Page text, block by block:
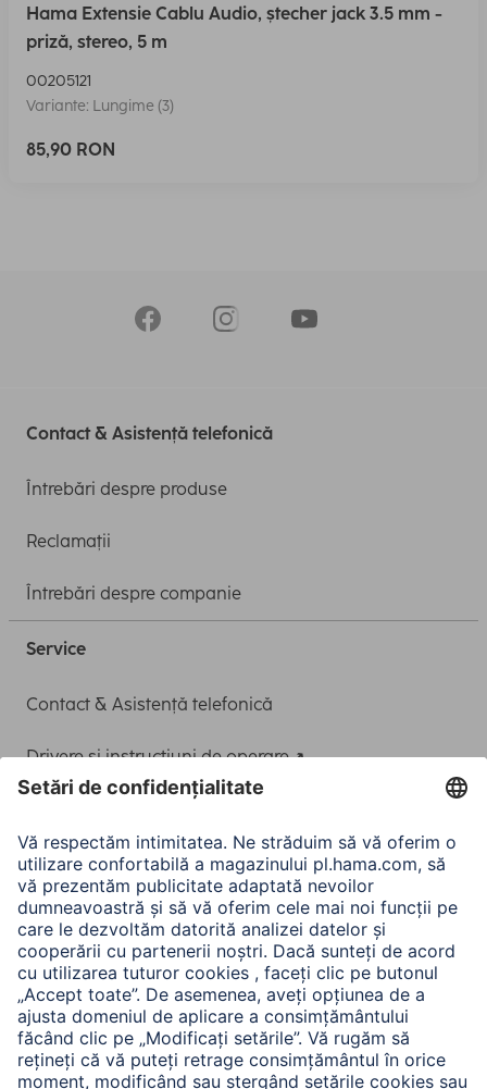
Hama Extensie Cablu Audio, ștecher jack 3.5 mm -
priză, stereo, 5 m
00205121
Variante: Lungime (3)
85,90 RON
Contact & Asistență telefonică
Întrebări despre produse
Reclamații
Întrebări despre companie
Service
Contact & Asistență telefonică
Drivere și instrucțiuni de operare
A.N.P.C.
A.N.P.C. SAL
Companie
Istoria companiei
Hama Mondial